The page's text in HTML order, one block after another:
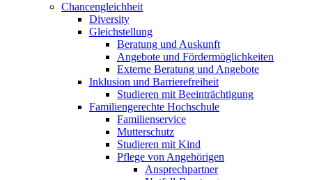
Chancengleichheit
Diversity
Gleichstellung
Beratung und Auskunft
Angebote und Fördermöglichkeiten
Externe Beratung und Angebote
Inklusion und Barrierefreiheit
Studieren mit Beeinträchtigung
Familiengerechte Hochschule
Familienservice
Mutterschutz
Studieren mit Kind
Pflege von Angehörigen
Ansprechpartner